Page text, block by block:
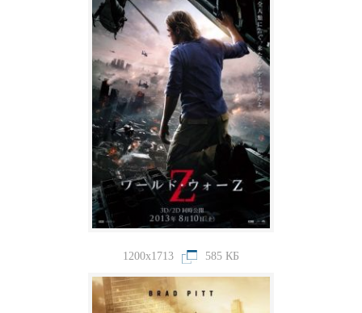
1200x1713 585 КБ